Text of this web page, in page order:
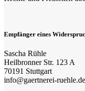
Empfänger eines
Sascha Rühle
Heilbronner Str. 123 A
70191 Stuttgart
info@gaertnerei-ruehle.de